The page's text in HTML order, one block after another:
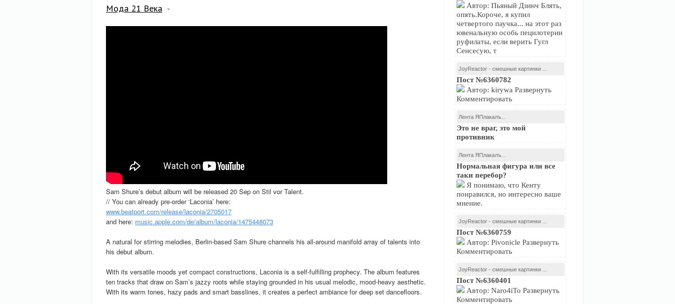
Автор: Пьяный Дзинч Блять,
опять.Короче, я купил
четвертого паучка... на этот раз
ювенальную особь пецилотерии
руфилаты, если верить Гугл
Сенсесую, т
JoyReactor - смешные картинки ...
Пост №6360782
Автор: kirywa Развернуть
Комментировать
Лента ЯПлакалъ...
Это не враг, это мой
противник
Лента ЯПлакалъ...
Нормальная фигура или все
таки перебор?
Я понимаю, что Кенту
понравился, но интересно ваше
мнение.
JoyReactor - смешные картинки ...
Пост №6360759
Автор: Pivonicle Развернуть
Комментировать
JoyReactor - смешные картинки ...
Пост №6360401
Автор: Naro4iTo Развернуть
Комментировать
Мода 21 Века
Sam Shure’s debut album will be released 20 Sep on Stil vor Talent.
// You can already pre-order ‘Laconia’ here:
www.beatport.com/release/laconia/2705017
and here: music.apple.com/de/album/laconia/1475448073
A natural for stirring melodies, Berlin-based Sam Shure channels his all-around manifold array of talents into
his debut album.
With its versatile moods yet compact constructions, Laconia is a self-fulfilling prophecy. The album features
ten tracks that draw on Sam’s jazzy roots while staying grounded in his usual melodic, mood-heavy aesthetic.
With its warm tones, hazy pads and smart basslines, it creates a perfect ambiance for deep set dancefloors.